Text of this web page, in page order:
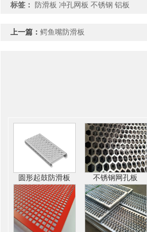
标签： 防滑板 冲孔网板 不锈钢 铝板
上一篇： 鳄鱼嘴防滑板
圆形起鼓防滑板 不锈钢网孔板